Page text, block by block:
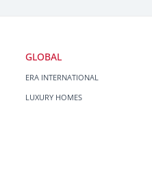
GLOBAL
ERA INTERNATIONAL
LUXURY HOMES